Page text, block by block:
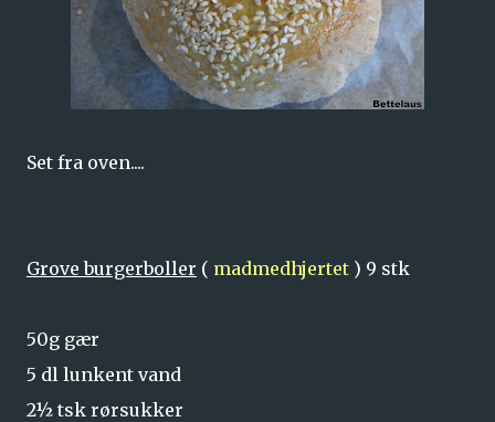
Set fra oven....
Grove burgerboller ( madmedhjertet ) 9 stk
50g gær
5 dl lunkent vand
2½ tsk rørsukker